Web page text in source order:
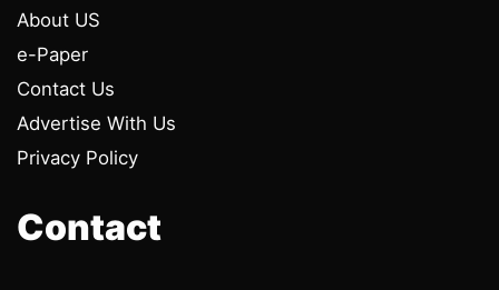
About US
e-Paper
Contact Us
Advertise With Us
Privacy Policy
Contact